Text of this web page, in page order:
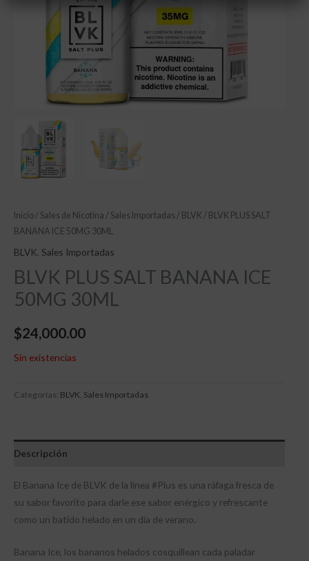
Inicio / Sales de Nicotina / Sales Importadas / BLVK / BLVK PLUS SALT
BANANA ICE 50MG 30ML
BLVK Sales Importadas
BLVK PLUS SALT BANANA ICE
50MG 30ML
$24,000.00
Sin existencias
Categorías: BLVK Sales Importadas
Descripción
El Banana Ice de BLVK de la linea #Plus es una ráfaga fresca de
su sabor favorito para darle ese sabor enérgico y refrescante
como un batido helado en un día de verano.
Banana Ice, los bananos helados cosquillean cada paladar